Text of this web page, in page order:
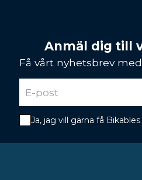
Anmäl dig till
Få vårt nyhetsbrev
Ja, jag vill gärna få